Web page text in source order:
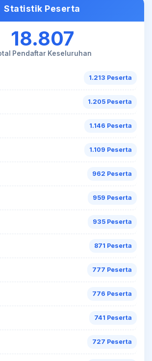
Statistik Peserta
18.807
Pendaftar Keseluruhan
1.213 Peserta
1.205 Peserta
1.146 Peserta
1.109 Peserta
962 Peserta
959 Peserta
935 Peserta
871 Peserta
777 Peserta
776 Peserta
741 Peserta
727 Peserta